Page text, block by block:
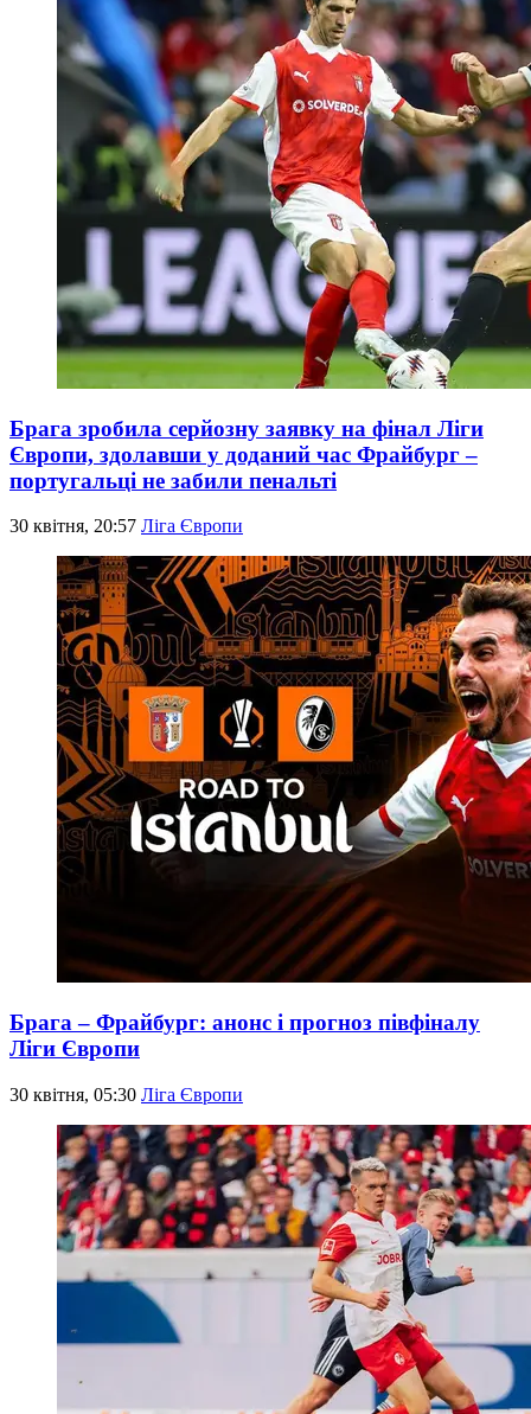
Брага зробила серйозну заявку на фінал Ліги
Європи, здолавши у доданий час Фрайбург –
португальці не забили пенальті
30 квітня, 20:57 Ліга Європи
Брага – Фрайбург: анонс і прогноз півфіналу
Ліги Європи
30 квітня, 05:30 Ліга Європи